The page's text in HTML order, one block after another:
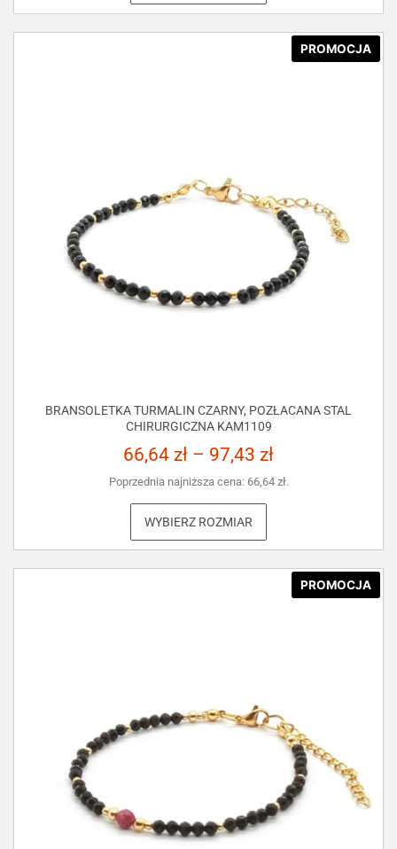
PROMOCJA
BRANSOLETKA TURMALIN CZARNY, POZŁACANA STAL
CHIRURGICZNA KAM1109
66,64 zł – 97,43 zł
Poprzednia najniższa cena: 66,64 zł.
WYBIERZ ROZMIAR
PROMOCJA